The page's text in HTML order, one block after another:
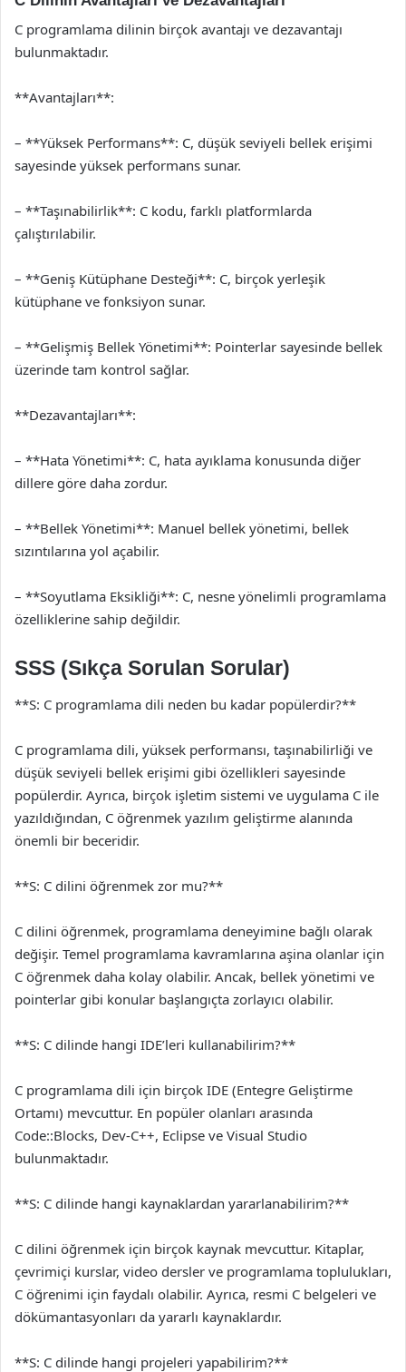
C programlama dilinin birçok avantajı ve dezavantajı
bulunmaktadır.
**Avantajları**:
– **Yüksek Performans**: C, düşük seviyeli bellek erişimi
sayesinde yüksek performans sunar.
– **Taşınabilirlik**: C kodu, farklı platformlarda
çalıştırılabilir.
– **Geniş Kütüphane Desteği**: C, birçok yerleşik
kütüphane ve fonksiyon sunar.
– **Gelişmiş Bellek Yönetimi**: Pointerlar sayesinde bellek
üzerinde tam kontrol sağlar.
**Dezavantajları**:
– **Hata Yönetimi**: C, hata ayıklama konusunda diğer
dillere göre daha zordur.
– **Bellek Yönetimi**: Manuel bellek yönetimi, bellek
sızıntılarına yol açabilir.
– **Soyutlama Eksikliği**: C, nesne yönelimli programlama
özelliklerine sahip değildir.
SSS (Sıkça Sorulan Sorular)
**S: C programlama dili neden bu kadar popülerdir?**
C programlama dili, yüksek performansı, taşınabilirliği ve
düşük seviyeli bellek erişimi gibi özellikleri sayesinde
popülerdir. Ayrıca, birçok işletim sistemi ve uygulama C ile
yazıldığından, C öğrenmek yazılım geliştirme alanında
önemli bir beceridir.
**S: C dilini öğrenmek zor mu?**
C dilini öğrenmek, programlama deneyimine bağlı olarak
değişir. Temel programlama kavramlarına aşina olanlar için
C öğrenmek daha kolay olabilir. Ancak, bellek yönetimi ve
pointerlar gibi konular başlangıçta zorlayıcı olabilir.
**S: C dilinde hangi IDE’leri kullanabilirim?**
C programlama dili için birçok IDE (Entegre Geliştirme
Ortamı) mevcuttur. En popüler olanları arasında
Code::Blocks, Dev-C++, Eclipse ve Visual Studio
bulunmaktadır.
**S: C dilinde hangi kaynaklardan yararlanabilirim?**
C dilini öğrenmek için birçok kaynak mevcuttur. Kitaplar,
çevrimiçi kurslar, video dersler ve programlama toplulukları,
C öğrenimi için faydalı olabilir. Ayrıca, resmi C belgeleri ve
dökümantasyonları da yararlı kaynaklardır.
**S: C dilinde hangi projeleri yapabilirim?**